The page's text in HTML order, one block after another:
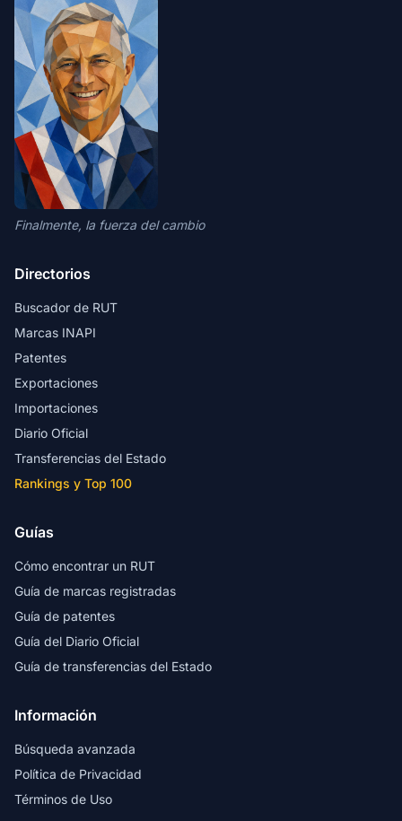
Finalmente, la fuerza del cambio
Directorios
Buscador de RUT
Marcas INAPI
Patentes
Exportaciones
Importaciones
Diario Oficial
Transferencias del Estado
Rankings y Top 100
Guías
Cómo encontrar un RUT
Guía de marcas registradas
Guía de patentes
Guía del Diario Oficial
Guía de transferencias del Estado
Información
Búsqueda avanzada
Política de Privacidad
Términos de Uso